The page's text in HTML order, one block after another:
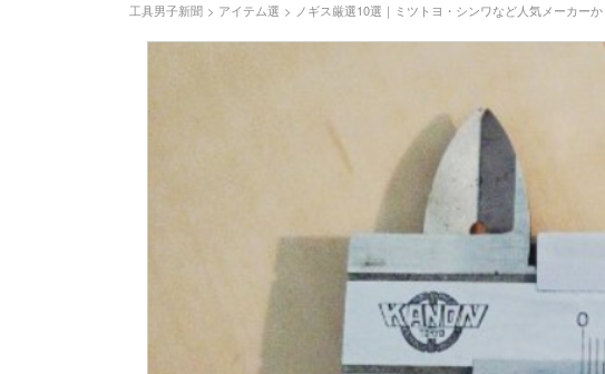
工具男子新聞 > アイテム選 > ノギス厳選10選｜ミツトヨ・シンワなど人気メーカー